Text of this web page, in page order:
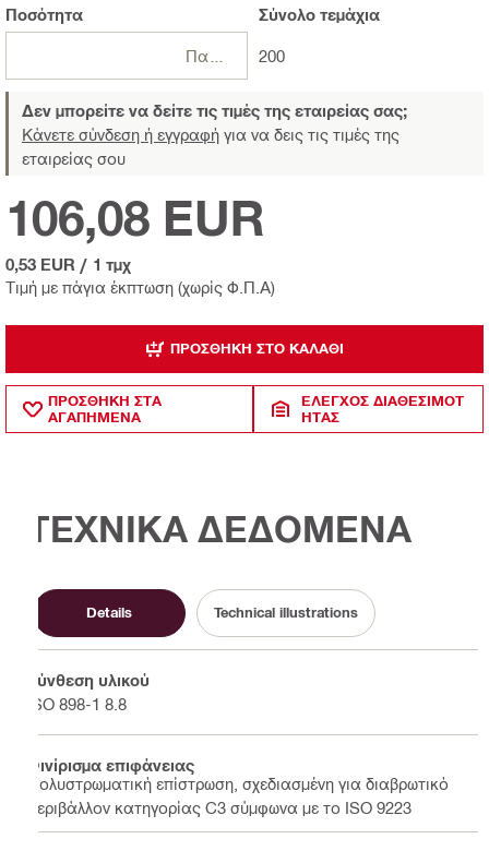
Ποσότητα Σύνολο τεμάχια
200
Δεν μπορείτε να δείτε τις τιμές της εταιρείας σας;
Κάνετε σύνδεση ή εγγραφή για να δεις τις τιμές της
εταιρείας σου
Τιμή με πάγια έκπτωση (χωρίς Φ.Π.Α)
106,08 EUR
0,53 EUR / 1 τμχ
ΠΡΟΣΘΉΚΗ ΣΤΟ ΚΑΛΆΘΙ
ΠΡΟΣΘΗΚΗ ΣΤΑ
ΑΓΑΠΗΜΕΝΑ
ΈΛΕΓΧΟΣ ΔΙΑΘΕΣΙΜΌΤ
ΗΤΑΣ
ΤΕΧΝΙΚΑ ΔΕΔΟΜΕΝΑ
Details Technical illustrations
Σύνθεση υλικού
ISO 898-1 8.8
Φινίρισμα επιφάνειας
Πολυστρωματική επίστρωση, σχεδιασμένη για διαβρωτικό
περιβάλλον κατηγορίας C3 σύμφωνα με το ISO 9223